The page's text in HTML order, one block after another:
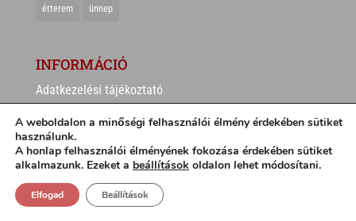
étterem ünnep
INFORMÁCIÓ
Adatkezelési tájékoztató
A weboldalon a minőségi felhasználói élmény érdekében sütiket
használunk.
A honlap felhasználói élményének fokozása érdekében sütiket
alkalmazunk. Ezeket a beállítások oldalon lehet módosítani.
Elfogad Beállítások